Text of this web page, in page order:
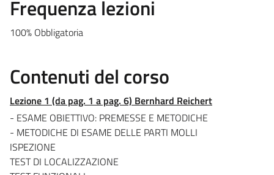
Frequenza lezioni
100% Obbligatoria
Contenuti del corso
Lezione 1 (da pag. 1 a pag. 6) Bernhard Reichert
- ESAME OBIETTIVO: PREMESSE E METODICHE
- METODICHE DI ESAME DELLE PARTI MOLLI
ISPEZIONE
TEST DI LOCALIZZAZIONE